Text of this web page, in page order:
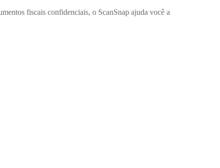
fiscais confidenciais, o ScanSnap ajuda você a